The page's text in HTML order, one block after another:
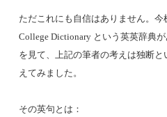
ただこれにも自信はありません。今
College Dictionary という英英辞典
を見て、上記の筆者の考えは独断
えてみました。
その英句とは：